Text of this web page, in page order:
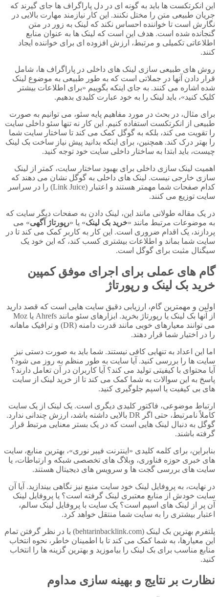
این انکرتکست ها باید به گونه ای در دل پاراگراف ها جای گیرند که
جریان طبیعی متن را مختل نکنند. این کار نیازمند مهارت بالایی در
نگارش است تا خواننده احساس نکند که لینک به زور در متن
گنجانده شده است. هدف این است که لینک ها به عنوان منابع
اطلاعاتی تکمیلی و مرتبط، ارزش افزوده ای برای خواننده ایجاد
کنند.
روش های طبیعی سازی لینک های داخلی در پاراگراف ها، شامل
قرار دادن آنها در جملاتی است که به طور طبیعی به موضوع لینک
شده اشاره می کنند. به جای اینکه بگوییم «برای اطلاعات بیشتر
کلیک کنید»، باید لینک را به خود عبارت کلیدی بدهیم.
برای مثال، در بحث در مورد مفاهیم پایه سئو، می توانیم به صورت
طبیعی از انکرتکست استفاده کنیم. این کار نه تنها سئو داخلی سایت
را تقویت می کند، بلکه به گوگل کمک می کند تا ساختار سایت شما
را بهتر درک کند. همچنین، برای اینکه بدانید پیش نیاز ساخت بک لینک
چیست، باید ابتدا به ساختار داخلی سایت خود توجه کنید.
اهمیت لینک سازی داخلی برای بهبود ساختار سایت، کمتر از لینک
سازی خارجی نیست. لینک های داخلی به گوگل نشان می دهند که
کدام صفحات شما مهمتر هستند و اعتبار (Link Juice) را در سراسر
سایت توزیع می کنند.
در یک مقاله طولانی مانند این، لینک دادن به صفحات دیگر سایت که
به موضوعات مرتبط مانند «خرید بک لینک» یا «رپورتاژ آگهی» می
پردازند، یک اقدام ضروری است. این کار به کاربر کمک می کند تا در
سایت شما بماند و اطلاعات بیشتری کسب کند، که این خود یک
سیگنال مثبت برای گوگل است.
گام های عملی برای اجرای موفق کمپین
خرید بک لینک و رپورتاژ
اولین و مهمترین گام، ارزیابی دقیق سایت هایی است که قصد دارید
از آنها بک لینک یا رپورتاژ بخرید. ابزارهای سئو مانند Ahrefs یا Moz
می توانند معیارهای خوبی مانند قدرت دامنه (DR) و ترافیک ماهانه
را در اختیار شما قرار دهند.
اما این اعداد به تنهایی کافی نیستند. شما باید به صورت دستی نیز
سایت ها را بررسی کنید. آیا سایت به طور منظم به روز می شود؟
آیا محتوای با کیفیتی تولید می کند؟ آیا کاربران در آن تعامل دارند؟
پاسخ به این سوالات به شما کمک می کند تا از خرید لینک از سایت
های بی کیفیت یا اسپم جلوگیری کنید.
ارتباط موضوعی، فاکتور کلیدی دیگری است. یک لینک از یک سایت
کاملاً نامرتبط، حتی اگر DR بالایی داشته باشد، ارزش چندانی ندارد.
گوگل به دنبال لینک هایی است که در یک بستر معنایی مرتبط قرار
گرفته باشند.
بنابراین، برای کلمه کلیدی «اینترنت فیبر نوری»، بهترین منابع، سایت
های خبری حوزه فناوری، وبلاگ های تخصصی شبکه و ارتباطات، یا
سایت های بررسی گجت ها و سرویس های دیجیتال هستند.
در نهایت، به پروفایل لینک خود سایت منبع نیز نگاهی بیندازید. آیا آن
سایت خودش از منابع معتبری لینک گرفته است؟ یا پروفایل لینک
آن پر از لینک های اسپم است؟ یک سایت با پروفایل لینک سالم،
اعتبار بیشتری را به سایت شما منتقل خواهد کرد.
پلتفرم بهترین بک لینک (behtarinbacklink.com) با در نظر گرفتن تمام
این معیارها، به شما کمک می کند تا با اطمینان خاطر، نحوه انتخاب
منابع مناسب برای بک لینک را بیاموزید و بهترین گزینه ها را انتخاب
کنید.
نظارت بر نتایج و بهینه سازی مداوم